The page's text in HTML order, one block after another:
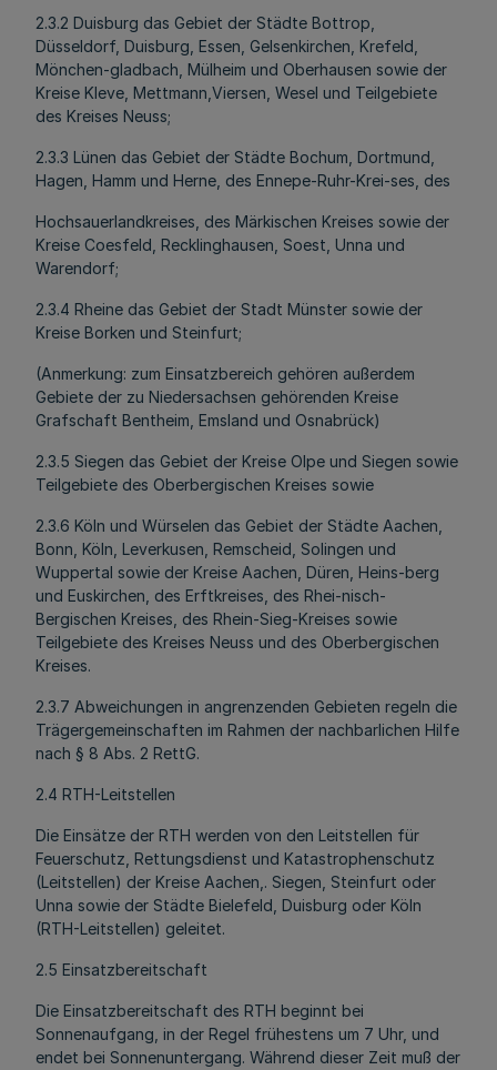
2.3.2 Duisburg das Gebiet der Städte Bottrop,
Düsseldorf, Duisburg, Essen, Gelsenkirchen, Krefeld,
Mönchen-gladbach, Mülheim und Oberhausen sowie der
Kreise Kleve, Mettmann,Viersen, Wesel und Teilgebiete
des Kreises Neuss;
2.3.3 Lünen das Gebiet der Städte Bochum, Dortmund,
Hagen, Hamm und Herne, des Ennepe-Ruhr-Krei-ses, des
Hochsauerlandkreises, des Märkischen Kreises sowie der
Kreise Coesfeld, Recklinghausen, Soest, Unna und
Warendorf;
2.3.4 Rheine das Gebiet der Stadt Münster sowie der
Kreise Borken und Steinfurt;
(Anmerkung: zum Einsatzbereich gehören außerdem
Gebiete der zu Niedersachsen gehörenden Kreise
Grafschaft Bentheim, Emsland und Osnabrück)
2.3.5 Siegen das Gebiet der Kreise Olpe und Siegen sowie
Teilgebiete des Oberbergischen Kreises sowie
2.3.6 Köln und Würselen das Gebiet der Städte Aachen,
Bonn, Köln, Leverkusen, Remscheid, Solingen und
Wuppertal sowie der Kreise Aachen, Düren, Heins-berg
und Euskirchen, des Erftkreises, des Rhei-nisch-
Bergischen Kreises, des Rhein-Sieg-Kreises sowie
Teilgebiete des Kreises Neuss und des Oberbergischen
Kreises.
2.3.7 Abweichungen in angrenzenden Gebieten regeln die
Trägergemeinschaften im Rahmen der nachbarlichen Hilfe
nach § 8 Abs. 2 RettG.
2.4 RTH-Leitstellen
Die Einsätze der RTH werden von den Leitstellen für
Feuerschutz, Rettungsdienst und Katastrophenschutz
(Leitstellen) der Kreise Aachen,. Siegen, Steinfurt oder
Unna sowie der Städte Bielefeld, Duisburg oder Köln
(RTH-Leitstellen) geleitet.
2.5 Einsatzbereitschaft
Die Einsatzbereitschaft des RTH beginnt bei
Sonnenaufgang, in der Regel frühestens um 7 Uhr, und
endet bei Sonnenuntergang. Während dieser Zeit muß der